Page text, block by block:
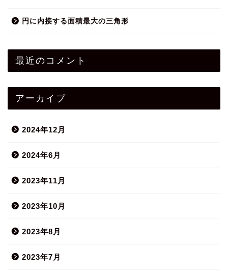
円に内接する面積最大の三角形
最近のコメント
アーカイブ
2024年12月
2024年6月
2023年11月
2023年10月
2023年8月
2023年7月